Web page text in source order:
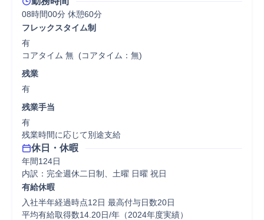
08時間00分 休憩60分
フレックスタイム制
有
コアタイム 無  (コアタイム：無)
残業
有
残業手当
有
残業時間に応じて別途支給
休日・休暇
年間124日
内訳：完全週休二日制、土曜 日曜 祝日
有給休暇
入社半年経過時点12日 最高付与日数20日
平均有給取得数14.20日/年（2024年度実績）